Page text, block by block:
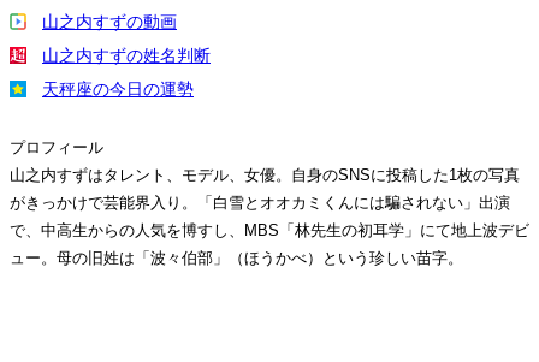
山之内すずの動画
山之内すずの姓名判断
天秤座の今日の運勢
プロフィール
山之内すずはタレント、モデル、女優。自身のSNSに投稿した1枚の写真
がきっかけで芸能界入り。「白雪とオオカミくんには騙されない」出演
で、中高生からの人気を博すし、MBS「林先生の初耳学」にて地上波デビ
ュー。母の旧姓は「波々伯部」（ほうかべ）という珍しい苗字。